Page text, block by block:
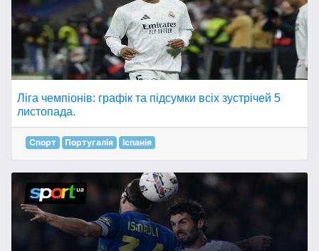
Ліга чемпіонів: графік та підсумки всіх зустрічей 5
листопада.
Спорт Португалія Іспанія